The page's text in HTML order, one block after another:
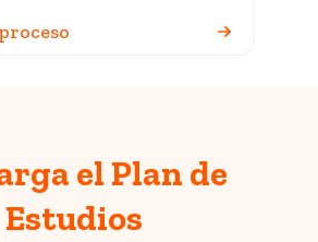
el Plan de
Estudios